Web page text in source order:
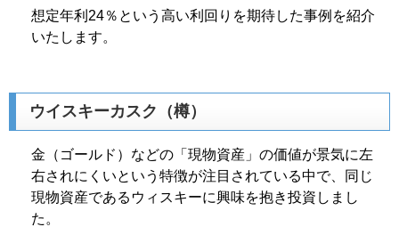
想定年利24％という高い利回りを期待した事例を紹介
いたします。
ウイスキーカスク（樽）
金（ゴールド）などの「現物資産」の価値が景気に左
右されにくいという特徴が注目されている中で、同じ
現物資産であるウィスキーに興味を抱き投資しまし
た。